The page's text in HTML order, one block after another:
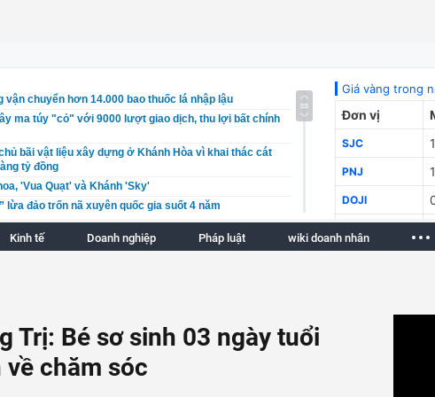
chuyển hơn 14.000 bao thuốc lá nhập lậu
ma túy "cỏ" với 9000 lượt giao dịch, thu lợi bất chính
bãi vật liệu xây dựng ở Khánh Hòa vì khai thác cát
tỷ đồng
'Vua Quạt' và Khánh 'Sky'
lừa đảo trốn nã xuyên quốc gia suốt 4 năm
rơi mảnh sắt trên cao tốc Bắc - Nam khiến hơn 120 ô
khai thác cát trái phép trên sông Đà
bàn giao mặt bằng dự án logistics đường thủy gần 3.900
Kinh tế Doanh nghiệp Pháp luật wiki doanh nhân
Trị: Bé sơ sinh 03 ngày tuổi
chăm sóc